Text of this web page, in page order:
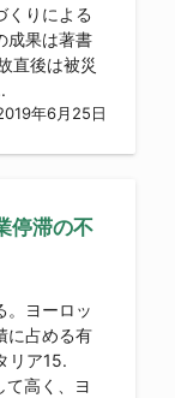
くりによる
成果は著書
直後は被災
年6月25日
停滞の不
。ヨーロッ
に占める有
リア15.
高く、ヨ